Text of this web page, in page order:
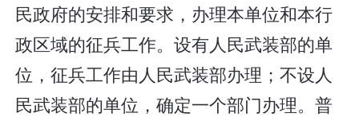
民政府的安排和要求，办理本单位和本行
政区域的征兵工作。设有人民武装部的单
位，征兵工作由人民武装部办理；不设人
民武装部的单位，确定一个部门办理。普